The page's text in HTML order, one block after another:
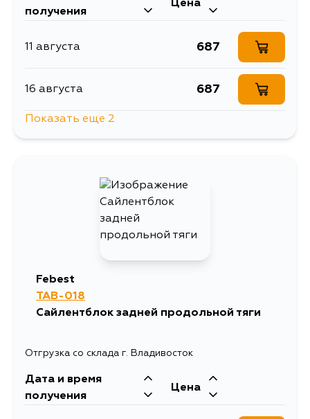
получения
Цена
11 августа 687
16 августа 687
Показать еще 2
Febest
TAB-018
Сайлентблок задней продольной тяги
Отгрузка со склада г. Владивосток
Дата и время
получения
Цена